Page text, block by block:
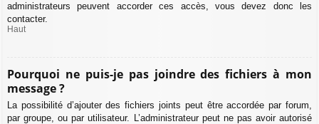
administrateurs peuvent accorder ces accès, vous devez donc les
contacter.
Haut
Pourquoi ne puis-je pas joindre des fichiers à mon
message ?
La possibilité d’ajouter des fichiers joints peut être accordée par forum,
par groupe, ou par utilisateur. L’administrateur peut ne pas avoir autorisé